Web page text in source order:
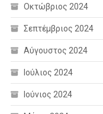
Οκτώβριος 2024
Σεπτέμβριος 2024
Αύγουστος 2024
Ιούλιος 2024
Ιούνιος 2024